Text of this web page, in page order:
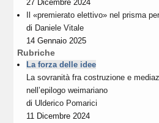
27 Dicembre 2024
Il «premierato elettivo» nel prisma
di Daniele Vitale
14 Gennaio 2025
Rubriche
La forza delle idee
La sovranità fra costruzione e
nell’epilogo weimariano
di Ulderico Pomarici
11 Dicembre 2024